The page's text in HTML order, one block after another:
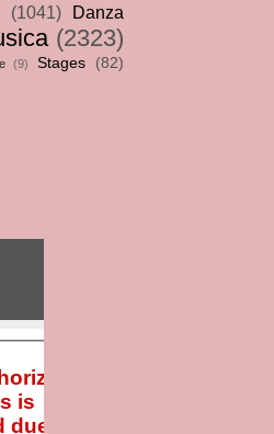
(1041)
Danza
(2323)
(9) Stages (82)